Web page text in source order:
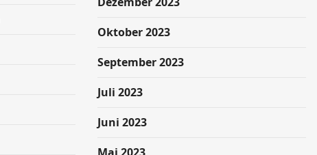
Oktober 2023
September 2023
Juli 2023
Juni 2023